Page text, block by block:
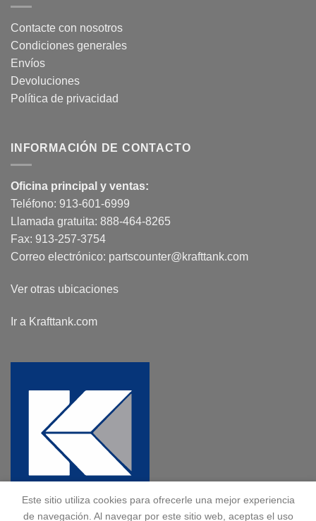
Contacte con nosotros
Condiciones generales
Envíos
Devoluciones
Política de privacidad
INFORMACIÓN DE CONTACTO
Oficina principal y ventas:
Teléfono: 913-601-6999
Llamada gratuita: 888-464-8265
Fax: 913-257-3754
Correo electrónico: partscounter@krafttank.com
Ver otras ubicaciones
Ir a Krafttank.com
Este sitio utiliza cookies para ofrecerle una mejor experiencia
de navegación. Al navegar por este sitio web, aceptas el uso